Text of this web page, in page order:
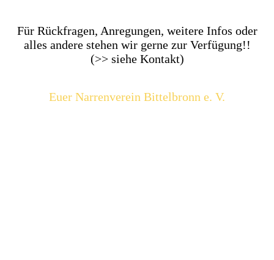
Für Rückfragen, Anregungen, weitere Infos oder
alles andere stehen wir gerne zur Verfügung!!
(>> siehe Kontakt)
Euer Narrenverein Bittelbronn e. V.